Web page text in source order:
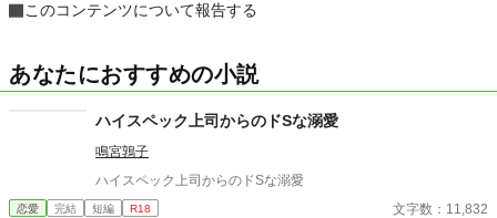
このコンテンツについて報告する
あなたにおすすめの小説
ハイスペック上司からのドSな溺愛
鳴宮鶉子
ハイスペック上司からのドSな溺愛
恋愛 完結 短編 R18 文字数：11,832